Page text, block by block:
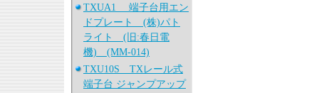
TXUA1 端子台用エン
ドプレート (株)パト
ライト (旧:春日電
機) (MM-014)
TXU10S TXレール式
端子台 ジャンプアップ